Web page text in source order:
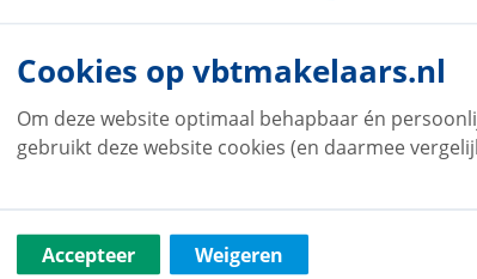
Cookies op vbtmakelaars.nl
Om deze website optimaal behapbaar én
gebruikt deze website cookies (en daarmee
Accepteer Weigeren